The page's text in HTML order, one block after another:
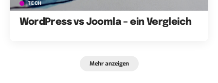
TECH
WordPress vs Joomla – ein Vergleich
Mehr anzeigen